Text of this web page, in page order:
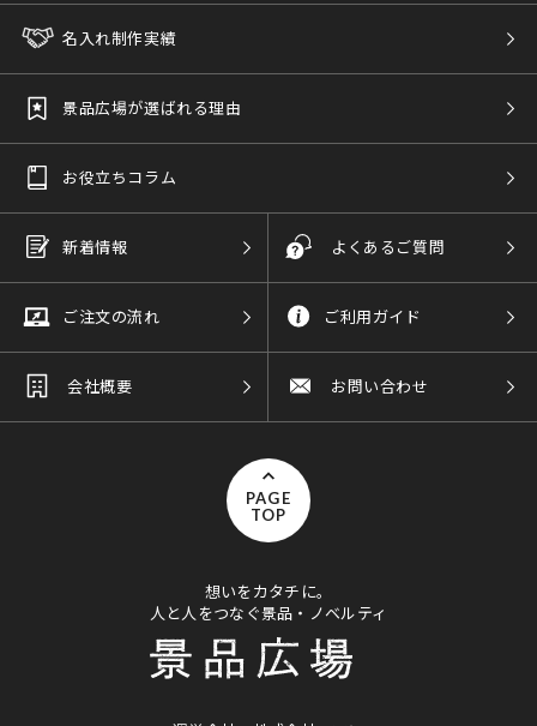
名入れ制作実績
景品広場が選ばれる理由
お役立ちコラム
新着情報 よくあるご質問
ご注文の流れ ご利用ガイド
会社概要 お問い合わせ
PAGE
TOP
想いをカタチに。
人と人をつなぐ景品・ノベルティ